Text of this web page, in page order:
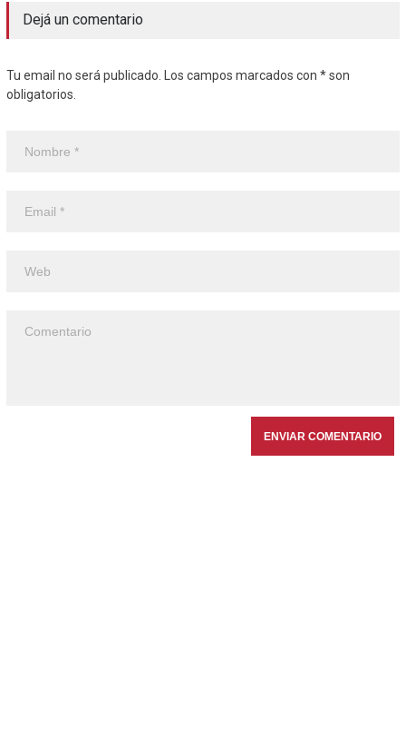
Dejá un comentario
Tu email no será publicado. Los campos marcados con * son
obligatorios.